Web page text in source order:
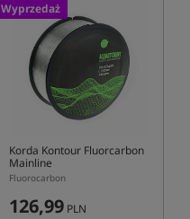
Wyprzedaż
Korda Kontour Fluorcarbon
Mainline
Fluorocarbon
126,99 PLN